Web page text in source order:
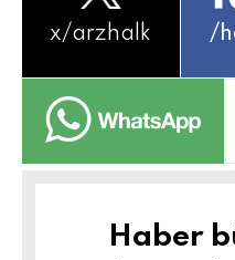
x/arzhalk /
Haber